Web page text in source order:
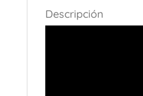
Descripción